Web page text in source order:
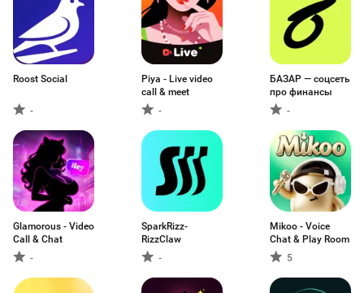
Roost Social
-
Piya - Live video
call & meet
-
БАЗАР — соцсеть
про финансы
-
Glamorous - Video
Call & Chat
-
SparkRizz-
RizzClaw
-
Mikoo - Voice
Chat & Play Room
5